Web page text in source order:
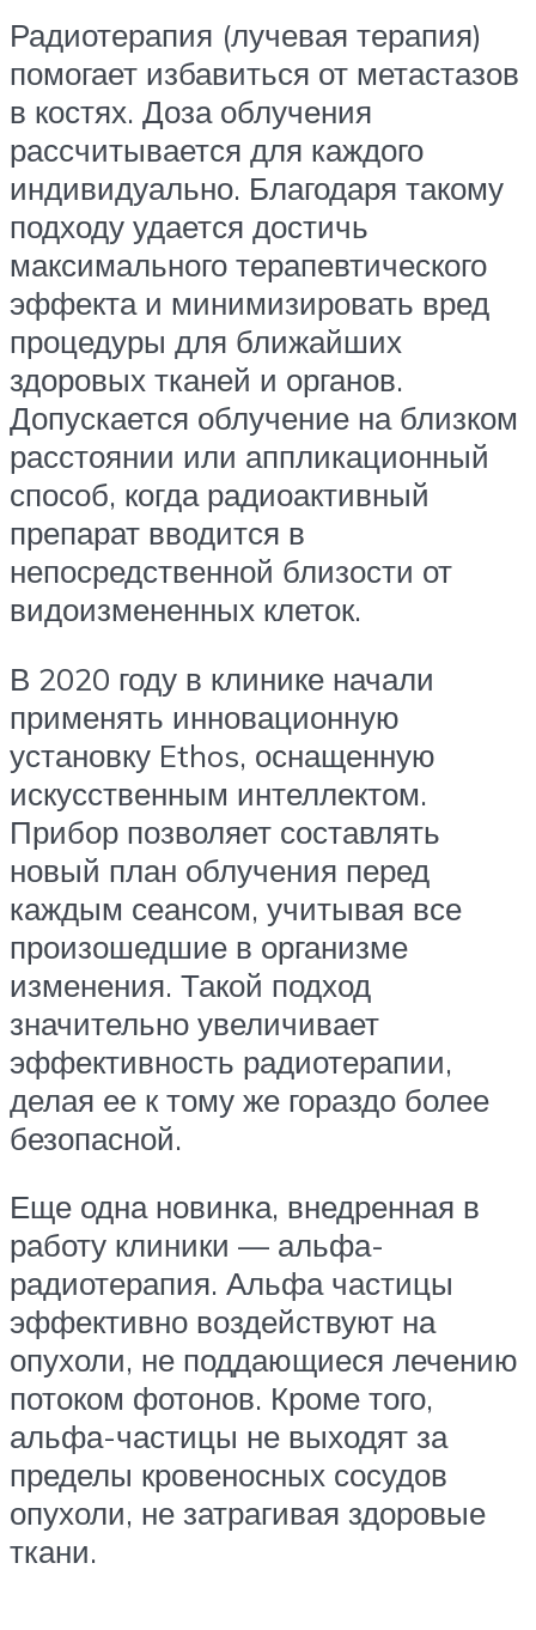
Радиотерапия (лучевая терапия)
помогает избавиться от метастазов
в костях. Доза облучения
рассчитывается для каждого
индивидуально. Благодаря такому
подходу удается достичь
максимального терапевтического
эффекта и минимизировать вред
процедуры для ближайших
здоровых тканей и органов.
Допускается облучение на близком
расстоянии или аппликационный
способ, когда радиоактивный
препарат вводится в
непосредственной близости от
видоизмененных клеток.
В 2020 году в клинике начали
применять инновационную
установку Ethos, оснащенную
искусственным интеллектом.
Прибор позволяет составлять
новый план облучения перед
каждым сеансом, учитывая все
произошедшие в организме
изменения. Такой подход
значительно увеличивает
эффективность радиотерапии,
делая ее к тому же гораздо более
безопасной.
Еще одна новинка, внедренная в
работу клиники — альфа-
радиотерапия. Альфа частицы
эффективно воздействуют на
опухоли, не поддающиеся лечению
потоком фотонов. Кроме того,
альфа-частицы не выходят за
пределы кровеносных сосудов
опухоли, не затрагивая здоровые
ткани.